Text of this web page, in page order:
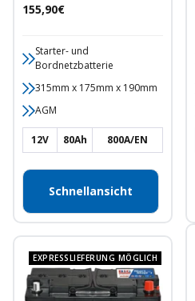
Angebotspreis
155,90€
Starter- und
Bordnetzbatterie
315mm x 175mm x 190mm
AGM
12V 80Ah 800A/EN
Schnellansicht
EXPRESSLIEFERUNG MÖGLICH